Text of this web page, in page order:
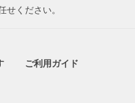
せください。
ご利用ガイド